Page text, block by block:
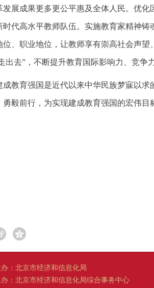
展成果更多更公平惠及全体人民。优
时代高水平教师队伍。实施教育家精神
位、职业地位，让教师享有崇高社会声
出去”，不断提升教育国际影响力、竞
成教育强国是近代以来中华民族梦寐以
勇毅前行，为实现建成教育强国的宏伟目
办：北京市经济和信息化局
办：北京市经济和信息化局综合事务中心